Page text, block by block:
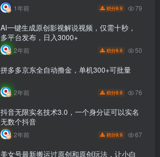
姆级教程
1年前 积分9.9 79
AI一键生成原创影视解说视频，仅需十秒，
多平台发布，日入3000+
2年前 积分9.9 50
拼多多京东全自动撸金，单机300+可批量
2年前 积分9.9 76
抖音无限实名技术3.0，一个身分证可以实名
无数个抖音
2年前 积分9.9 67
美女号最新搬运过原创和原创玩法，让小白